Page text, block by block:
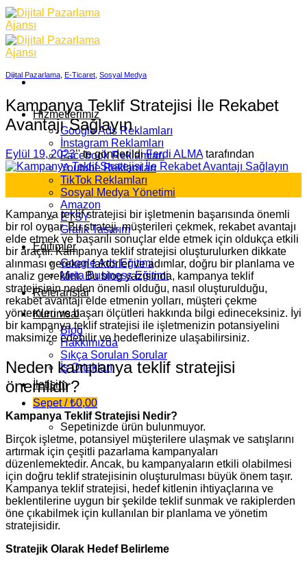
Skip
to
content
Hizmetlerimiz
Google Ads Reklamları
İnstagram Reklamları
Facebook Reklamları
Youtube Reklamları
TikTok Reklamları
Sosyal Medya Yönetimi
Amazon
ETSY
Grafik Tasarım
Eğitimler
Google Ads Eğitimi
Meta Business Eğitimi
Referanslar
Kurumsal
Blog
Hakkımızda
Sıkça Sorulan Sorular
İş Ortakları
İletişim
Sepet /₺0,00
Sepetinizde ürün bulunmuyor.
Dijital Pazarlama E-Ticaret Sosyal Medya
Kampanya Teklif Stratejisi İle Rekabet
Avantajı Sağlayın
Eylül 19, 2023’' te gönderildi Ferdi ALMAtarafından
Kampanya teklif stratejisi bir işletmenin başarısında önemli
bir rol oynar. Bu strateji, müşterileri çekmek, rekabet avantajı
elde etmek ve başarılı sonuçlar elde etmek için oldukça etkili
bir araçtır. Kampanya teklif stratejisi oluşturulurken dikkate
alınması gereken faktörler ve adımlar, doğru bir planlama ve
analiz gerektirir. Bu blog yazısında, kampanya teklif
stratejisinin neden önemli olduğu, nasıl oluşturulduğu,
rekabet avantajı elde etmenin yolları, müşteri çekme
yöntemleri ve başarı ölçütleri hakkında bilgi edineceksiniz. İyi
bir kampanya teklif stratejisi ile işletmenizin potansiyelini
maksimize edebilir ve hedeflerinize ulaşabilirsiniz.
Neden kampanya teklif stratejisi
önemlidir?
Kampanya Teklif Stratejisi Nedir?
Birçok işletme, potansiyel müşterilere ulaşmak ve satışlarını
artırmak için çeşitli pazarlama kampanyaları
düzenlemektedir. Ancak, bu kampanyaların etkili olabilmesi
için doğru teklif stratejisinin oluşturulması büyük önem taşır.
Kampanya teklif stratejisi, hedef kitlenin ihtiyaçlarına ve
beklentilerine uygun bir şekilde teklif sunmak ve rakiplerden
öne çıkabilmek için kullanılan bir planlama ve yönetim
stratejisidir.
Stratejik Olarak Hedef Belirleme